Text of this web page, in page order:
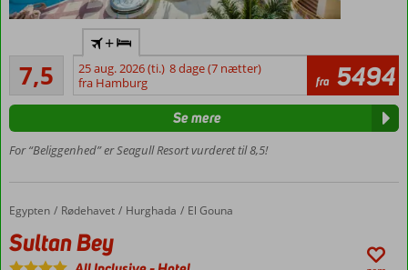
beliggenhed
ved
stranden
Vandland
store og
små
Flere dejlige
med
plads til
7,5
Godt
233
anmeldelser
+
25 aug. 2026 (ti.) 8 dage (7 nætter)
fra Hamburg
fra 5494
For “Beliggenhed” er Seagull Resort vurderet til 8,5!
Se mere
Forside
Egypten Rødehavet Hurghada El Gouna
Sultan Bey
Sultan Bey